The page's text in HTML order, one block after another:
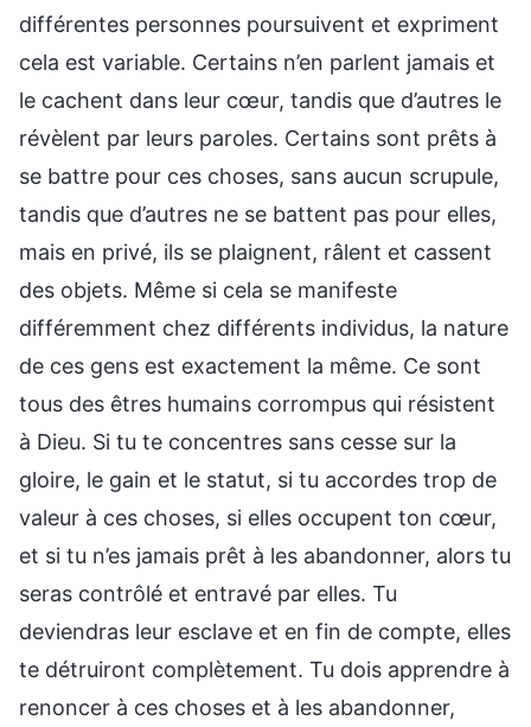
différentes personnes poursuivent et expriment
cela est variable. Certains n’en parlent jamais et
le cachent dans leur cœur, tandis que d’autres le
révèlent par leurs paroles. Certains sont prêts à
se battre pour ces choses, sans aucun scrupule,
tandis que d’autres ne se battent pas pour elles,
mais en privé, ils se plaignent, râlent et cassent
des objets. Même si cela se manifeste
différemment chez différents individus, la nature
de ces gens est exactement la même. Ce sont
tous des êtres humains corrompus qui résistent
à Dieu. Si tu te concentres sans cesse sur la
gloire, le gain et le statut, si tu accordes trop de
valeur à ces choses, si elles occupent ton cœur,
et si tu n’es jamais prêt à les abandonner, alors tu
seras contrôlé et entravé par elles. Tu
deviendras leur esclave et en fin de compte, elles
te détruiront complètement. Tu dois apprendre à
renoncer à ces choses et à les abandonner,